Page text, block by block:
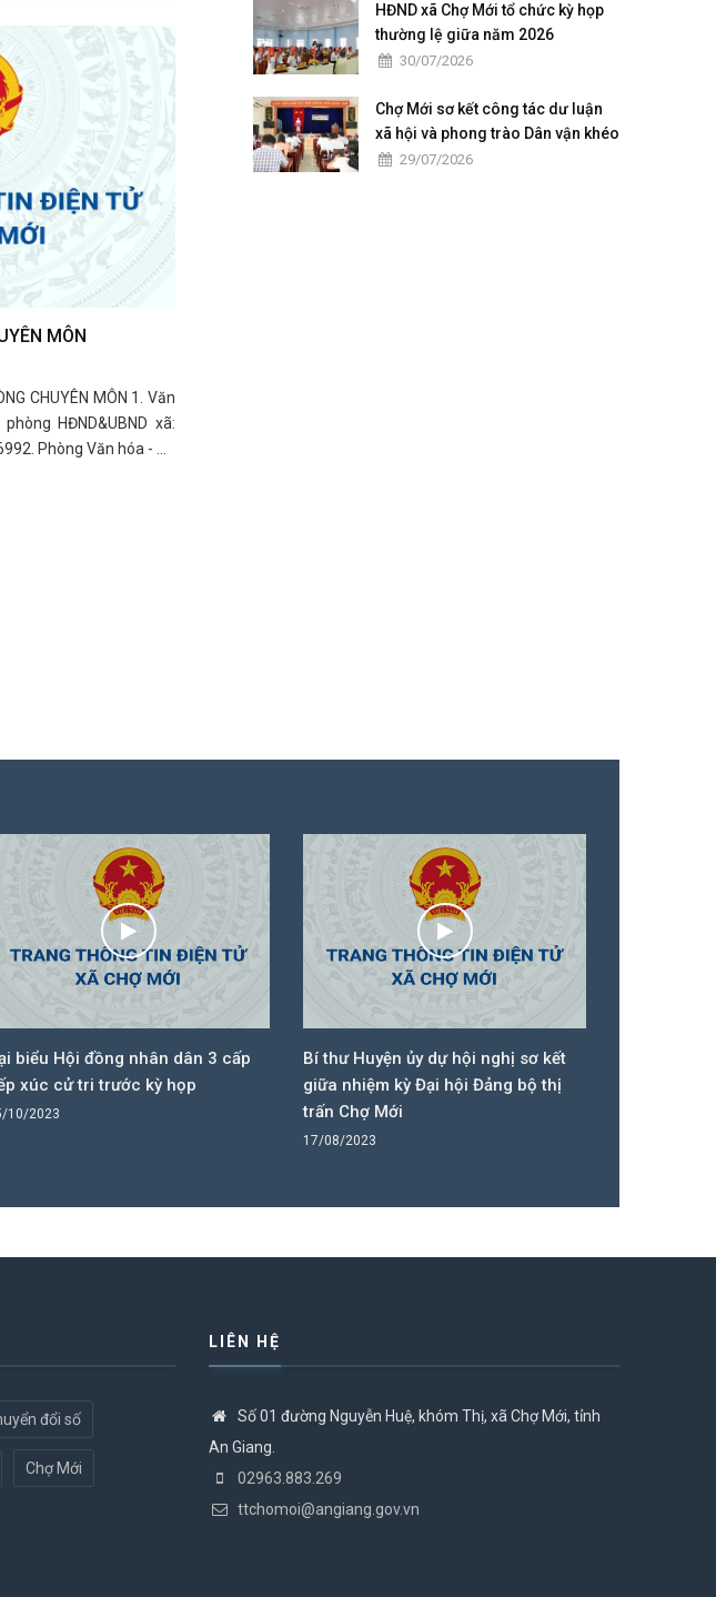
MÔN
CHUYÊN MÔN 1. Văn
HĐND&UBND xã:
Phòng Văn hóa - Xã
HĐND xã Chợ Mới tổ chức kỳ họp
thường lệ giữa năm 2026
30/07/2026
Chợ Mới sơ kết công tác dư luận
xã hội và phong trào Dân vận khéo
29/07/2026
biểu Hội đồng nhân dân 3 cấp
xúc cử tri trước kỳ họp
10/2023
Bí thư Huyện ủy dự hội nghị sơ kết
giữa nhiệm kỳ Đại hội Đảng bộ thị
trấn Chợ Mới
17/08/2023
đổi số
Chợ Mới
LIÊN HỆ
Số 01 đường Nguyễn Huệ, khóm Thị, xã Chợ Mới, tỉnh
An Giang.
02963.883.269
ttchomoi@angiang.gov.vn